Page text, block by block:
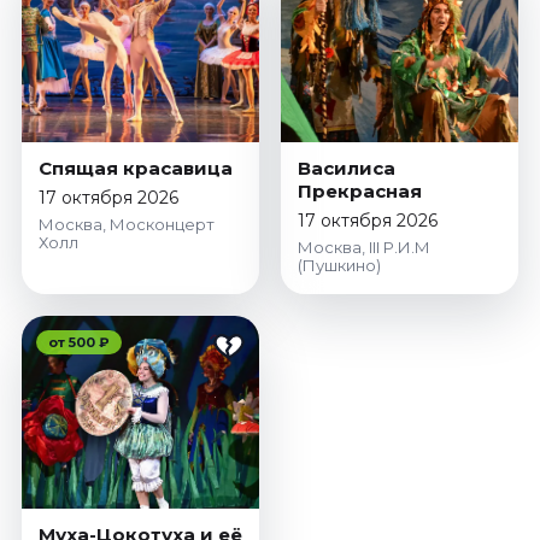
Январь 2027
Стендап
Август 2026
Сентябрь 2026
Ноябрь 2026
Декабрь 2026
Сентябрь 2026
Октябрь 2026
Декабрь 2026
Январь 2027
Экскурсии
Спящая красавица
17 октября 2026
Москва, Москонцерт
Холл
Василиса
Прекрасная
17 октября 2026
Москва, III Р.И.М
(Пушкино)
от 500 ₽
Муха-Цокотуха и её